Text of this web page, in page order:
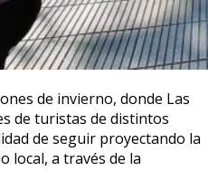
de invierno, donde Las
de turistas de distintos
de seguir proyectando la
local, a través de la